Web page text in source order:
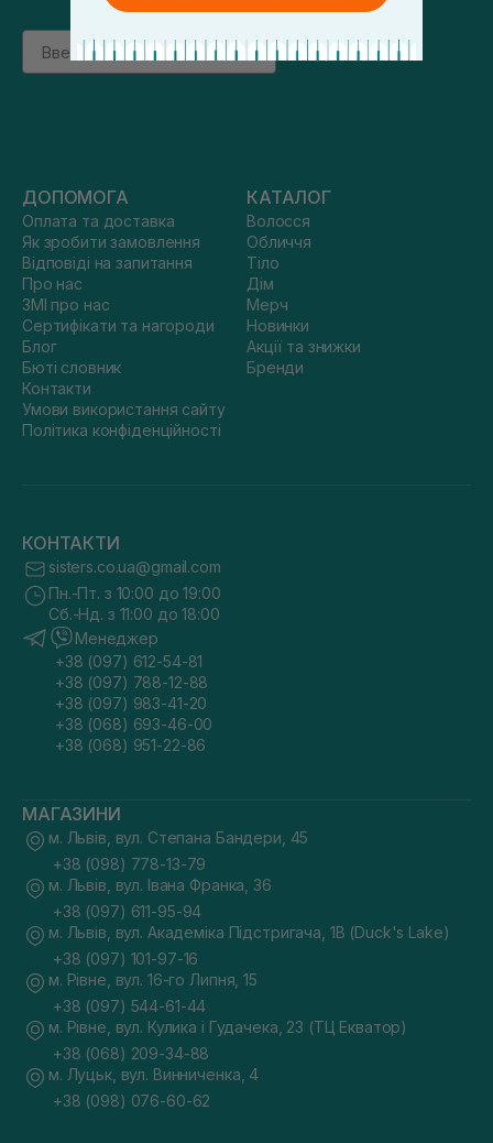
Email
підписатись
ДОПОМОГА
Оплата та доставка
Як зробити замовлення
Відповіді на запитання
Про нас
ЗМІ про нас
Сертифікати та нагороди
Блог
Бюті словник
Контакти
Умови використання сайту
Політика конфіденційності
КАТАЛОГ
Волосся
Обличчя
Тіло
Дім
Мерч
Новинки
Акції та знижки
Бренди
КОНТАКТИ
sisters.co.ua@gmail.com
Пн.-Пт. з 10:00 до 19:00
Сб.-Нд. з 11:00 до 18:00
Менеджер
+38 (097) 612-54-81
+38 (097) 788-12-88
+38 (097) 983-41-20
+38 (068) 693-46-00
+38 (068) 951-22-86
МАГАЗИНИ
м. Львів, вул. Степана Бандери, 45
+38 (098) 778-13-79
м. Львів, вул. Івана Франка, 36
+38 (097) 611-95-94
м. Львів, вул. Академіка Підстригача, 1В (Duck's Lake)
+38 (097) 101-97-16
м. Рівне, вул. 16-го Липня, 15
+38 (097) 544-61-44
м. Рівне, вул. Кулика і Гудачека, 23 (ТЦ Екватор)
+38 (068) 209-34-88
м. Луцьк, вул. Винниченка, 4
+38 (098) 076-60-62